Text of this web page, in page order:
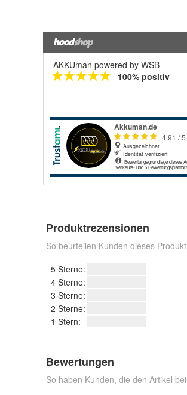
AKKUman powered by WSB
100% positiv
Produktrezensionen
So beurteilen Kunden dieses
5 Sterne:
4 Sterne:
3 Sterne:
2 Sterne:
1 Stern:
Bewertungen
So haben Kunden, die den Artikel